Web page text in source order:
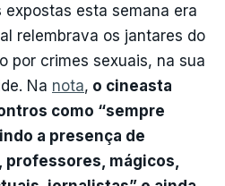
esta semana era
relembrava os jantares do
por crimes sexuais, na sua
Na nota, o cineasta
como “sempre
a presença de
mágicos,